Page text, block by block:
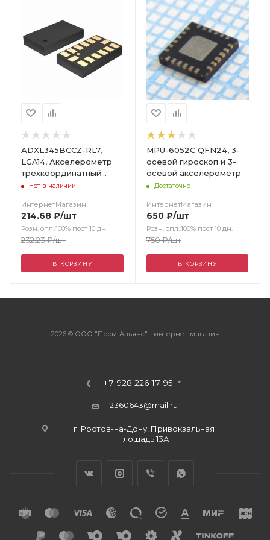
ADXL345BCCZ-RL7,
LGA14, Акселерометр
трехкоординатный
ускорение ±2g/±4g/
Нет в наличии
ИнтернетМагазин
214.68 ₽/шт
Розн. опл.:100% пост 10 дн.
232.23₽/шт
В КОРЗИНУ
MPU-6052C QFN24, 3-
осевой гироскоп и 3-
осевой акселерометр
Достаточно
ИнтернетМагазин
650₽/шт
Розн. опл.:100% пост 10 дн.
750₽/шт
В КОРЗИНУ
2026 © ООО "Пром-Альянс" - интернет-магазин
+7 928 226 17 95
2360643@mail.ru
г. Ростов-на-Дону, Привокзальная
площадь 13А